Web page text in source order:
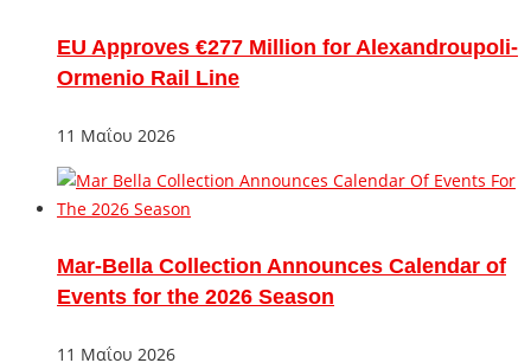
EU Approves €277 Million for Alexandroupoli-
Ormenio Rail Line
11 Μαΐου 2026
Mar-Bella Collection Announces Calendar of
Events for the 2026 Season
11 Μαΐου 2026